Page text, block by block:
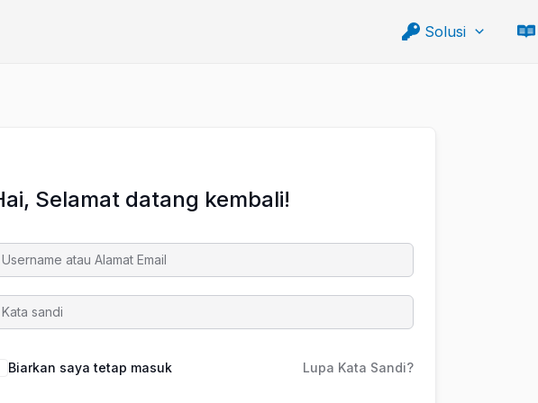
Solusi
Selamat datang kembali!
Biarkan saya tetap masuk Lupa Kata Sandi?